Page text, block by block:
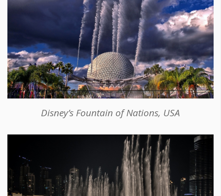
Disney’s Fountain of Nations, USA